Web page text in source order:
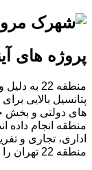
پروژه های
منطقه 22
پتانسیل بالایی
های دولتی و بخش
منطقه انجام
اداری، تجاری و
منطقه 22 تهران را در مسیر پیشرفت چشمگیری قرار دهد.